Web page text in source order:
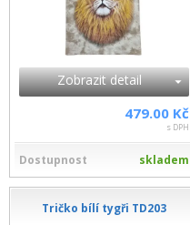
Zobrazit detail
479.00 Kč
s DPH
Dostupnost skladem
Tričko bílí tygři TD203